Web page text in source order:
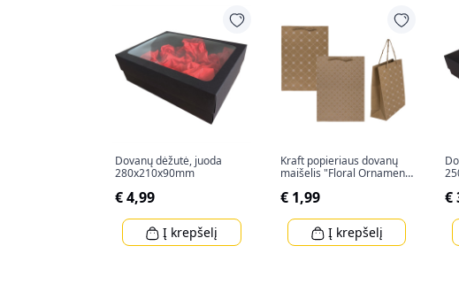
Dovanų dėžutė, juoda
280x210x90mm
€ 4,99
Į krepšelį
Kraft popieriaus dovanų
maišelis "Floral Ornament"
€ 1,99
Į krepšelį
€